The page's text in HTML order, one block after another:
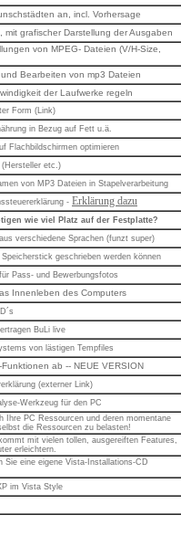
an, incl. Vorhersage
mit grafischer Darstellung der Ausgaben
von MPEG- Dateien (V/H-Size,
Bearbeiten von mp3 Dateien
der Laufwerke regeln
Form (Link)
in Bezug auf Fett u.ä.
Flachbildschirmen optimieren
(Hersteller etc.)
von MP3 Dateien in Stapelverarbeitung
- Erklärung dazu
wie viel Platz auf der Festplatte?
verschiedene Sprachen (funzt super)
geschrieben werden können
Pass- und Bewerbungsfotos
Innenleben des Computers
BuLi live
von lästigen Tempfiles
ab -- NEUE VERSION
(externer Link)
Werkzeug für den PC
Ihre PC Ressourcen und deren momentane
die Ressourcen zu belasten!
mit vielen tollen, ausgereiften Features,
erleichtern.
Sie eine eigene Vista-Installations-CD
im Vista Style